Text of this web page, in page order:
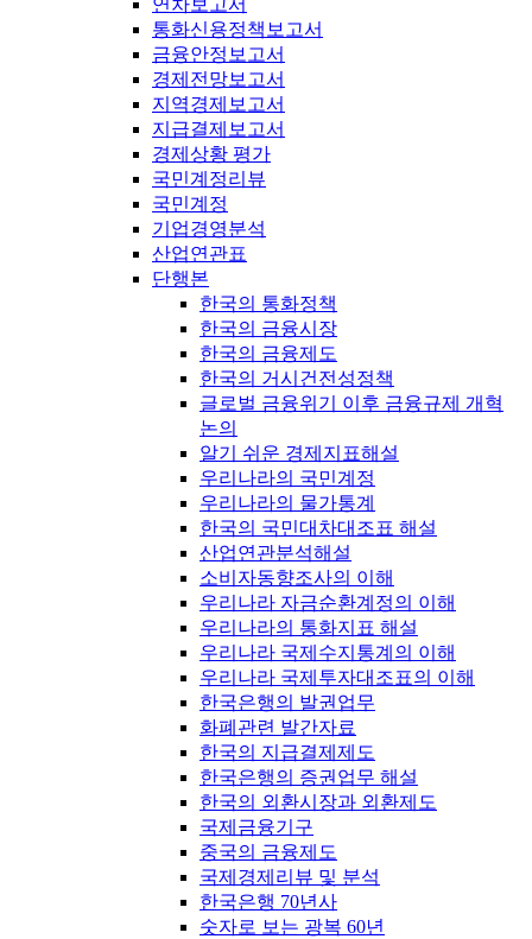
연차보고서
통화신용정책보고서
금융안정보고서
경제전망보고서
지역경제보고서
지급결제보고서
경제상황 평가
국민계정리뷰
국민계정
기업경영분석
산업연관표
단행본
한국의 통화정책
한국의 금융시장
한국의 금융제도
한국의 거시건전성정책
글로벌 금융위기 이후 금융규제 개혁
논의
알기 쉬운 경제지표해설
우리나라의 국민계정
우리나라의 물가통계
한국의 국민대차대조표 해설
산업연관분석해설
소비자동향조사의 이해
우리나라 자금순환계정의 이해
우리나라의 통화지표 해설
우리나라 국제수지통계의 이해
우리나라 국제투자대조표의 이해
한국은행의 발권업무
화폐관련 발간자료
한국의 지급결제제도
한국은행의 증권업무 해설
한국의 외환시장과 외환제도
국제금융기구
중국의 금융제도
국제경제리뷰 및 분석
한국은행 70년사
숫자로 보는 광복 60년